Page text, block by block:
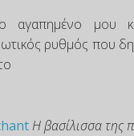
αγαπημένο μου
ρυθμός που
Η βασίλισσα της